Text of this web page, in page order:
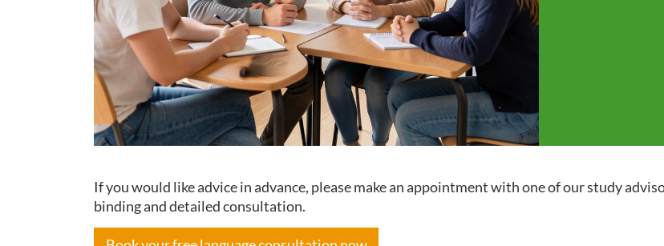
If you would like advice in advance, please make an appointment with one of our study
binding and detailed consultation.